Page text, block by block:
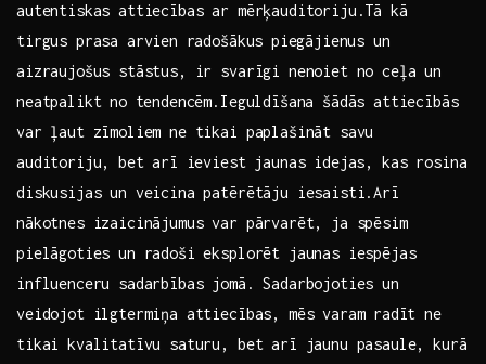
‍autentiskas attiecības ar mērķauditoriju.Tā kā
tirgus prasa arvien⁢ radošākus ⁤piegājienus un
‌aizraujošus stāstus, ir‌ svarīgi nenoiet ​no ceļa ⁤un
neatpalikt ⁢no tendencēm.Ieguldīšana šādās attiecībās‌
var ļaut zīmoliem ne tikai paplašināt​ savu
auditoriju,⁢ bet arī ieviest jaunas idejas, kas rosina⁢
diskusijas un veicina patērētāju iesaisti.Arī‌
nākotnes izaicinājumus var pārvarēt, ja spēsim⁣
pielāgoties un radoši eksplorēt jaunas iespējas
influenceru sadarbības jomā. Sadarbojoties‍ un
veidojot ‍ilgtermiņa attiecības, ‍mēs varam ⁤radīt ne
tikai​ kvalitatīvu saturu, bet arī jaunu pasaule, kurā